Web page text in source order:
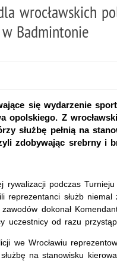
wrocławskich
Badmintonie
się wydarzenie
opolskiego. Z
służbę pełnią na
zdobywając srebrny i
rywalizacji podczas
reprezentanci służb niemal
dokonał
uczestnicy od razu
we Wrocławiu
na stanowisku